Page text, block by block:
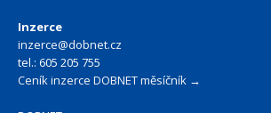
Inzerce
inzerce@dobnet.cz
tel.: 605 205 755
Ceník inzerce DOBNET měsíčník →